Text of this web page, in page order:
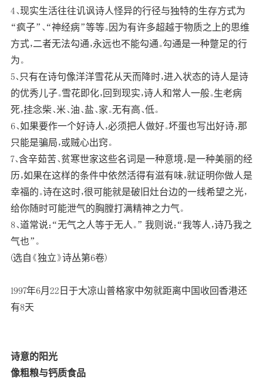
4、现实生活往往讥讽诗人怪异的行径与独特的生存方式为
“疯子”、“神经病”等等。因为有许多超越于物质之上的思维
方式，二者无法勾通，永远也不能勾通。勾通是一种蹩足的行
为。
5、只有在诗句像洋洋雪花从天而降时，进入状态的诗人是诗
的优秀儿子。雪花即化，回到现实，诗人和常人一般。生老病
死，挂念柴、米、油、盐、家。无有高、低。
6、如果要作一个好诗人，必须把人做好。坏蛋也写出好诗，那
只能是骗局，或贼心出窍。
7、含辛茹苦、贫寒世家这些名词是一种意境，是一种美丽的经
历，如果在这样的条件中依然活得有滋有味，就证明你做人是
幸福的。诗在这时，很可能就是破旧灶台边的一线希望之光，
给你随时可能泄气的胸膛打满精神之力气。
8、道常说：“无气之人等于无人。” 我则说：“我等人，诗乃我之
气也”。
(选自《独立》诗丛第6卷)
1997年6月22日于大凉山普格家中匆就距离中国收回香港还
有8天
诗意的阳光
像粗粮与钙质食品